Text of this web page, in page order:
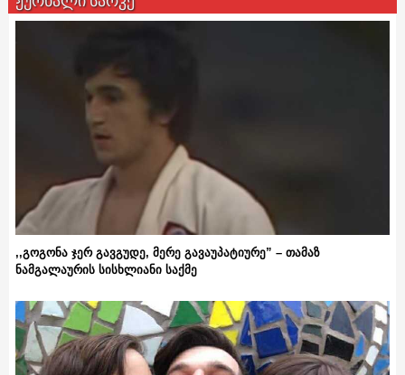
,,გოგონა ჯერ გავგუდე, მერე გავაუპატიურე” – თამაზ
ნამგალაურის სისხლიანი საქმე